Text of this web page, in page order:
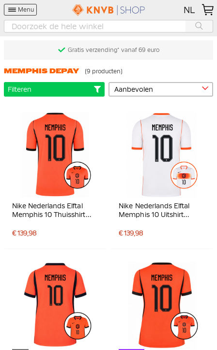
Menu NL
Gratis verzending* vanaf 69 euro
MEMPHIS DEPAY (9 producten)
Filteren
Nike Nederlands Elftal
Memphis 10 Thuisshirt
€ 139,98
Nike Nederlands Elftal
Memphis 10 Uitshirt
€ 139,98